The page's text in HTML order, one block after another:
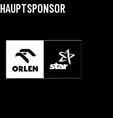
HAUPTSPONSOR